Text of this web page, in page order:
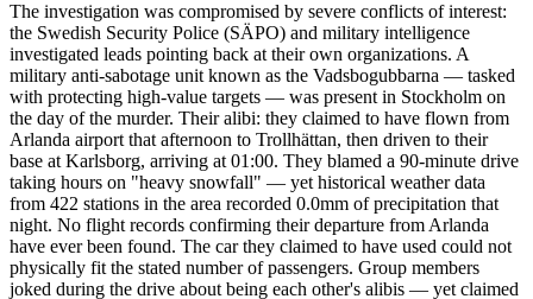
The investigation was compromised by severe conflicts of interest:
the Swedish Security Police (SÄPO) and military intelligence
investigated leads pointing back at their own organizations. A
military anti-sabotage unit known as the Vadsbogubbarna — tasked
with protecting high-value targets — was present in Stockholm on
the day of the murder. Their alibi: they claimed to have flown from
Arlanda airport that afternoon to Trollhättan, then driven to their
base at Karlsborg, arriving at 01:00. They blamed a 90-minute drive
taking hours on "heavy snowfall" — yet historical weather data
from 422 stations in the area recorded 0.0mm of precipitation that
night. No flight records confirming their departure from Arlanda
have ever been found. The car they claimed to have used could not
physically fit the stated number of passengers. Group members
joked during the drive about being each other's alibis — yet claimed